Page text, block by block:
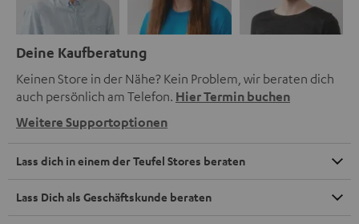
Deine Kaufberatung
Keinen Store in der Nähe? Kein Problem, wir beraten dich
auch persönlich am Telefon. Hier Termin buchen
Weitere Supportoptionen
Lass dich in einem der Teufel Stores beraten
Lass Dich als Geschäftskunde beraten